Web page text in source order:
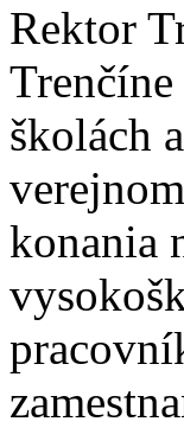
Rektor
školách
konania